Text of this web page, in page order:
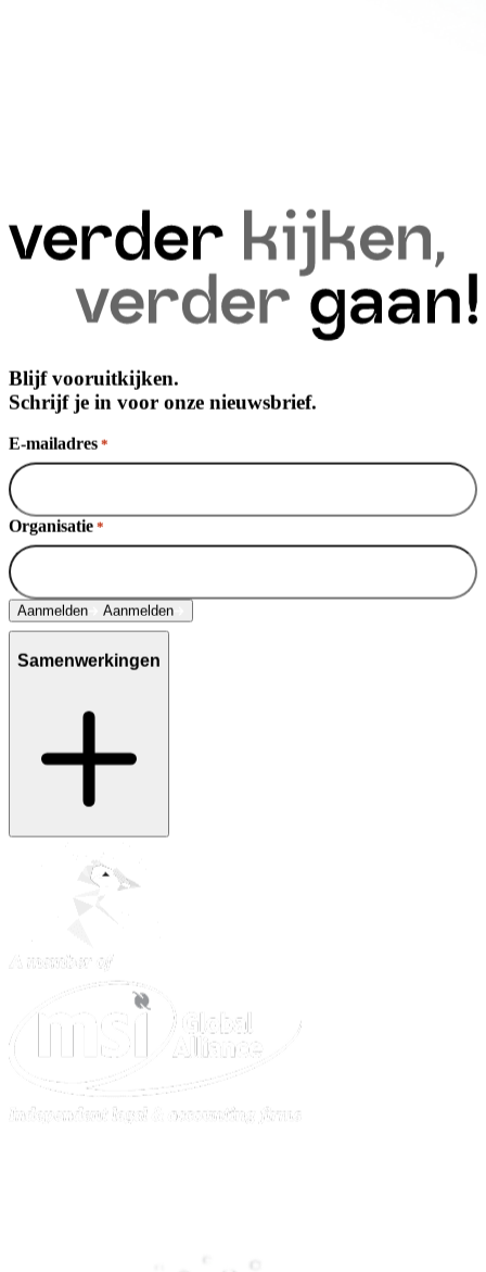
Blijf vooruitkijken.
Schrijf je in voor onze nieuwsbrief.
E-mailadres *
Organisatie *
Aanmelden Aanmelden
Samenwerkingen